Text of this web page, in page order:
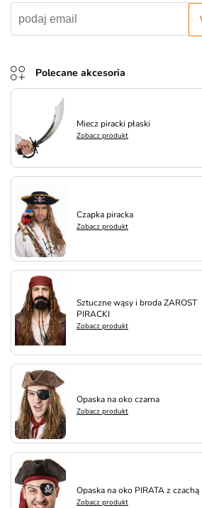
Polecane akcesoria
Miecz piracki płaski
Zobacz produkt
Czapka piracka
Zobacz produkt
Sztuczne wąsy i broda ZAROST
PIRACKI
Zobacz produkt
Opaska na oko czarna
Zobacz produkt
Opaska na oko PIRATA z czachą
Zobacz produkt